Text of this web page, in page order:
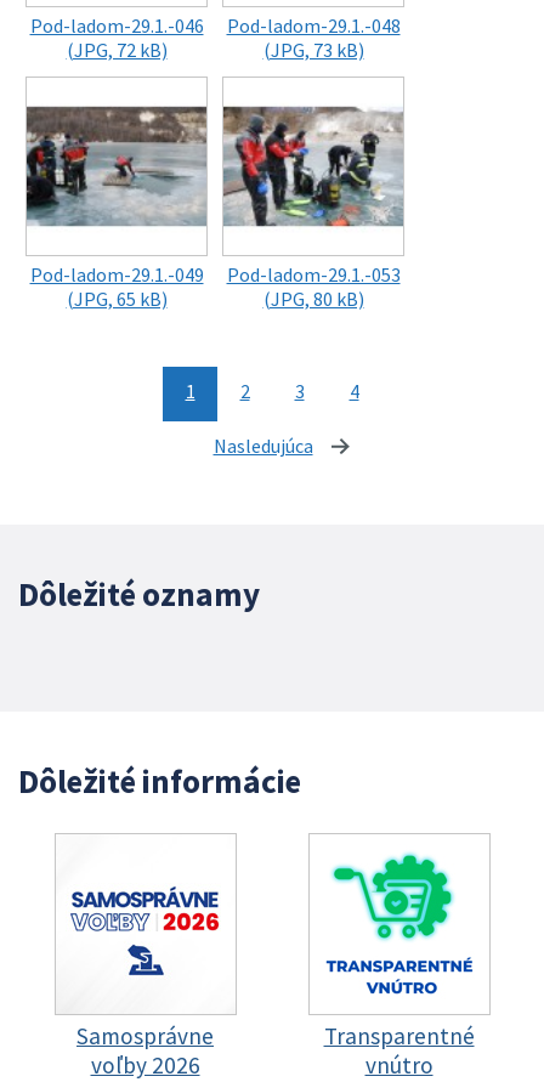
Pod-ladom-29.1.-046
(JPG, 72 kB)
Pod-ladom-29.1.-048
(JPG, 73 kB)
Pod-ladom-29.1.-049
(JPG, 65 kB)
Pod-ladom-29.1.-053
(JPG, 80 kB)
1 2 3 4
Nasledujúca stránka
Dôležité oznamy
Dôležité informácie
Samosprávne
voľby 2026
Transparentné
vnútro